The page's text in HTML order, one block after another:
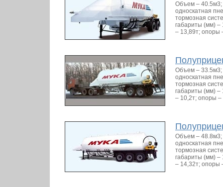
Объем – 40.5м3;
односкатная
тормозная
габариты (мм) –
– 13,89т; опоры
Объем – 33.5м3;
односкатная
тормозная
габариты (мм) –
– 10,2т; опоры –
Объем – 48.8м3;
односкатная
тормозная
габариты (мм) –
– 14,32т; опоры